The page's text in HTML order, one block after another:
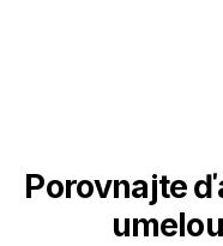
Porovnajte